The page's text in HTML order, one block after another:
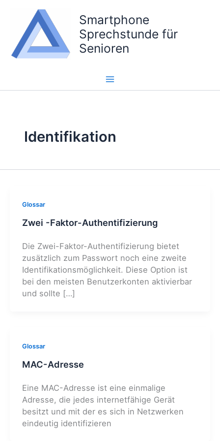
springen
Smartphone
Sprechstunde für
Senioren
Identifikation
Glossar
Zwei -Faktor-Authentifizierung
Die Zwei-Faktor-Authentifizierung bietet
zusätzlich zum Passwort noch eine zweite
Identifikationsmöglichkeit. Diese Option ist
bei den meisten Benutzerkonten aktivierbar
und sollte […]
Glossar
MAC-Adresse
Eine MAC-Adresse ist eine einmalige
Adresse, die jedes internetfähige Gerät
besitzt und mit der es sich in Netzwerken
eindeutig identifizieren